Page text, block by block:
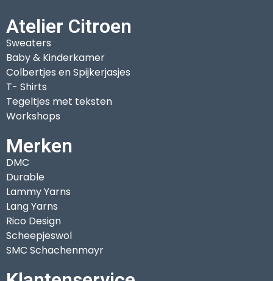
Atelier Citroen
Sweaters
Baby & Kinderkamer
Colbertjes en Spijkerjasjes
T- Shirts
Tegeltjes met teksten
Workshops
Merken
DMC
Durable
Lammy Yarns
Lang Yarns
Rico Design
Scheepjeswol
SMC Schachenmayr